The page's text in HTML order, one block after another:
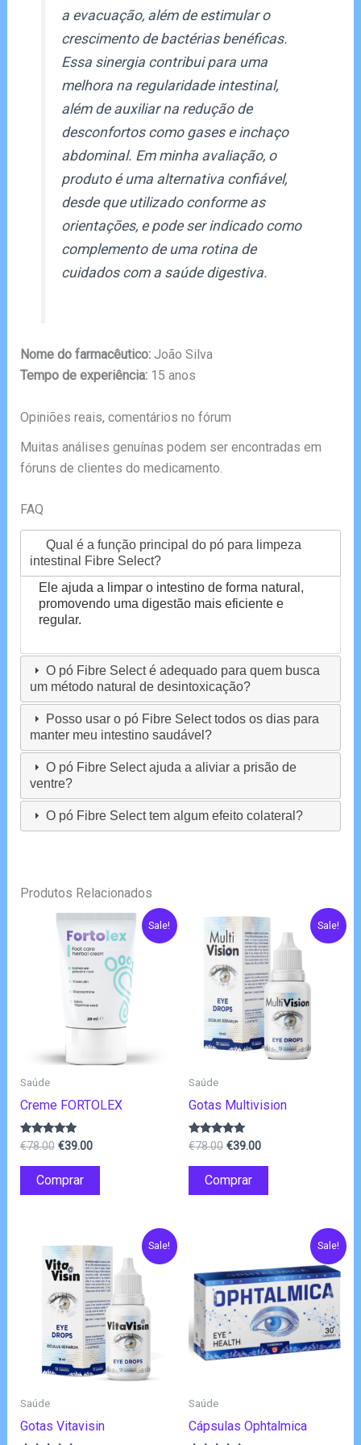
a evacuação, além de estimular o
crescimento de bactérias benéficas.
Essa sinergia contribui para uma
melhora na regularidade intestinal,
além de auxiliar na redução de
desconfortos como gases e inchaço
abdominal. Em minha avaliação, o
produto é uma alternativa confiável,
desde que utilizado conforme as
orientações, e pode ser indicado como
complemento de uma rotina de
cuidados com a saúde digestiva.
Nome do farmacêutico:João Silva
Tempo de experiência:15 anos
Opiniões reais, comentários no fórum
Muitas análises genuínas podem ser encontradas em
fóruns de clientes do medicamento.
FAQ
Qual é a função principal do pó para limpeza
intestinal Fibre Select?
Ele ajuda a limpar o intestino de forma natural,
promovendo uma digestão mais eficiente e
regular.
O pó Fibre Select é adequado para quem busca
um método natural de desintoxicação?
Posso usar o pó Fibre Select todos os dias para
manter meu intestino saudável?
O pó Fibre Select ajuda a aliviar a prisão de
ventre?
O pó Fibre Select tem algum efeito colateral?
Produtos Relacionados
Sale!
Saúde
Creme FORTOLEX
Avaliação
de 5
€78.00 O
original
era:
€39.00O
Comprar
Sale!
Saúde
Gotas Multivision
Avaliação
de 5
€78.00 O
original
era:
€39.00O
Comprar
Sale!
Saúde
Gotas Vitavisin
Sale!
Saúde
Cápsulas Ophtalmica